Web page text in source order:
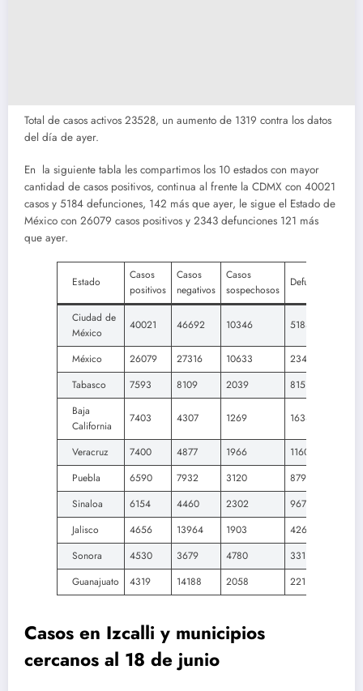
Total de casos activos 23528, un aumento de 1319 contra los datos
del día de ayer.
En la siguiente tabla les compartimos los 10 estados con mayor
cantidad de casos positivos, continua al frente la CDMX con 40021
casos y 5184 defunciones, 142 más que ayer, le sigue el Estado de
México con 26079 casos positivos y 2343 defunciones 121 más
que ayer.
Estado
Casos
positivos
Casos
negativos
Casos
sospechosos
Defunciones
Ciudad de
México
40021 46692 10346 5184
México 26079 27316 10633
2343
Tabasco
7593 8109 2039
815
Baja
California
7403 4307 1269 1638
Veracruz 7400 4877 1966
1160
Puebla
6590 7932 3120
879
Sinaloa
6154 4460 2302
967
Jalisco
4656 13964 1903
426
Sonora
4530 3679 4780
331
Guanajuato
4319 14188 2058 221
Casos en Izcalli y municipios
cercanos al 18 de junio